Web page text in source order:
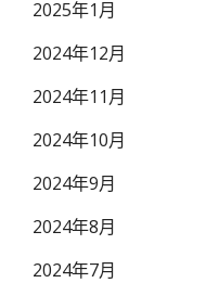
2025年1月
2024年12月
2024年11月
2024年10月
2024年9月
2024年8月
2024年7月